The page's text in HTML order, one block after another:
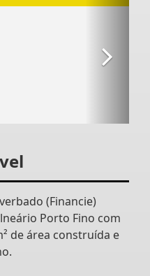
(Financie)
Porto Fino com
de área construída e